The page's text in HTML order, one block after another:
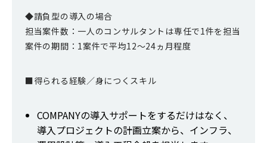
◆請負型の導入の場合
担当案件数：一人のコンサルタントは専任で1件を担当
案件の期間：1案件で平均12～24ヵ月程度
■得られる経験／身につくスキル
COMPANYの導入サポートをするだけはなく、
導入プロジェクトの計画立案から、インフラ、